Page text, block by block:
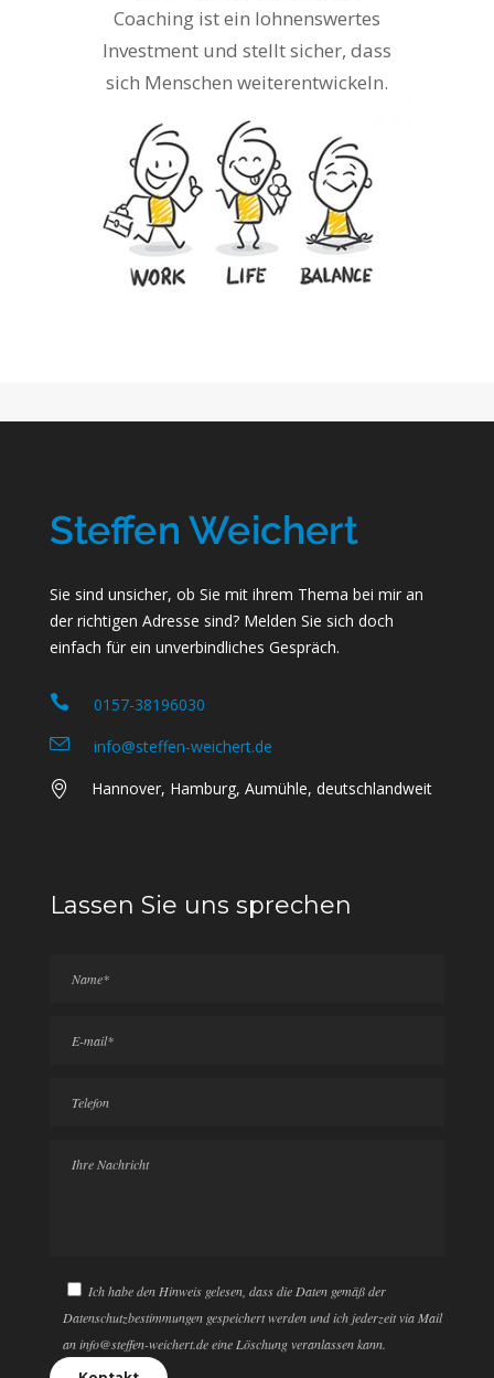
Coaching ist ein lohnenswertes
Investment und stellt sicher, dass
sich Menschen weiterentwickeln.
Sie sind unsicher, ob Sie mit ihrem Thema bei mir an
der richtigen Adresse sind? Melden Sie sich doch
einfach für ein unverbindliches Gespräch.
0157-38196030
info@steffen-weichert.de
Hannover, Hamburg, Aumühle, deutschlandweit
Lassen Sie uns sprechen
Ich habe den Hinweis gelesen, dass die Daten gemäß der
Datenschutzbestimmungen gespeichert werden und ich jederzeit via Mail
an info@steffen-weichert.de eine Löschung veranlassen kann.